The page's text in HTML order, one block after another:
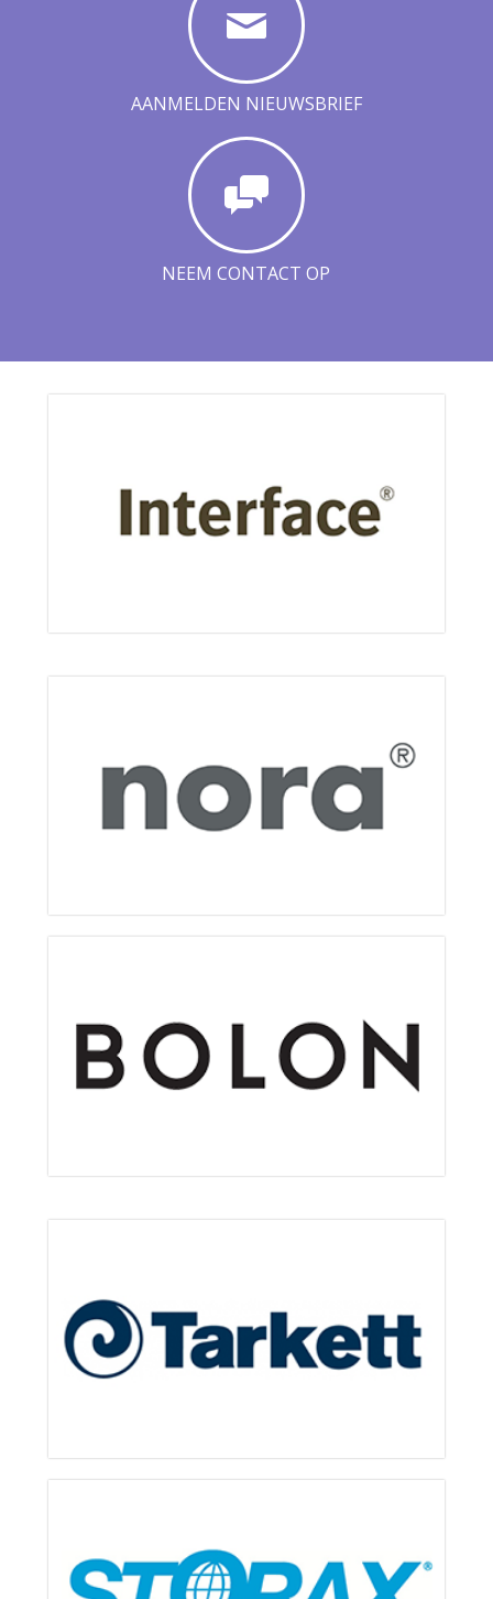
AANMELDEN NIEUWSBRIEF
NEEM CONTACT OP